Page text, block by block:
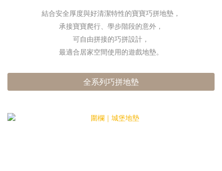
結合安全厚度與好清潔特性的寶寶巧拼地墊，
承接寶寶爬行、學步階段的意外，
可自由拼接的巧拼設計，
最適合居家空間使用的遊戲地墊。
全系列巧拼地墊